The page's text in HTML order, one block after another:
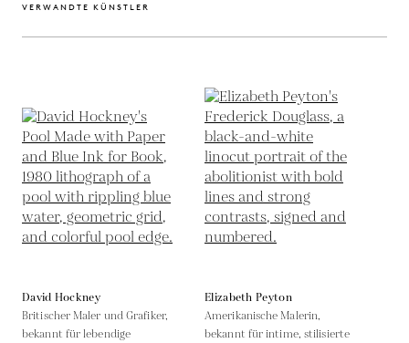
VERWANDTE KÜNSTLER
David Hockney
Britischer Maler und Grafiker,
bekannt für lebendige
Elizabeth Peyton
Amerikanische Malerin,
bekannt für intime, stilisierte